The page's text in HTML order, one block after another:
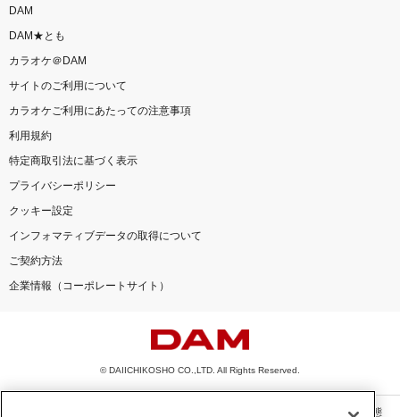
DAM
DAM★とも
カラオケ＠DAM
サイトのご利用について
カラオケご利用にあたっての注意事項
利用規約
特定商取引法に基づく表示
プライバシーポリシー
クッキー設定
インフォマティブデータの取得について
ご契約方法
企業情報（コーポレートサイト）
© DAIICHIKOSHO CO.,LTD. All Rights Reserved.
このサイトに掲載されている一切の文章・画像・写真・動画・音声等を、手段や形態